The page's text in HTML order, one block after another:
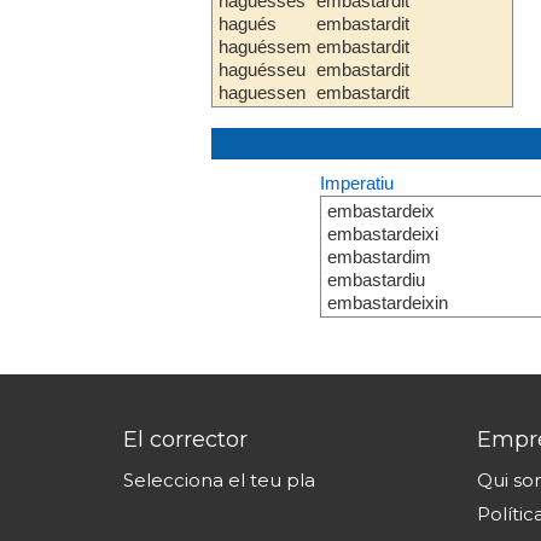
hagués
haguéssem
haguésseu
haguessen
embastardit
embastardit
embastardit
embastardit
Imperatiu
embastardeix
embastardeixi
embastardim
embastardiu
embastardeixin
El corrector
Selecciona el teu pla
Qui